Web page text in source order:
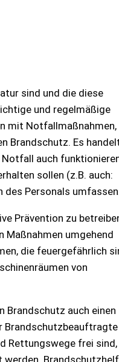
sind und die diese
und regelmäßige
mit Notfallmaßnahmen,
Brandschutz. Es
auch
sollen (z.B. auch:
des Personals umfassen.
Prävention zu
Maßnahmen umgehend
die feuergefährlich
von
Brandschutz auch einen
Brandschutzbeauftragte
Rettungswege frei sind,